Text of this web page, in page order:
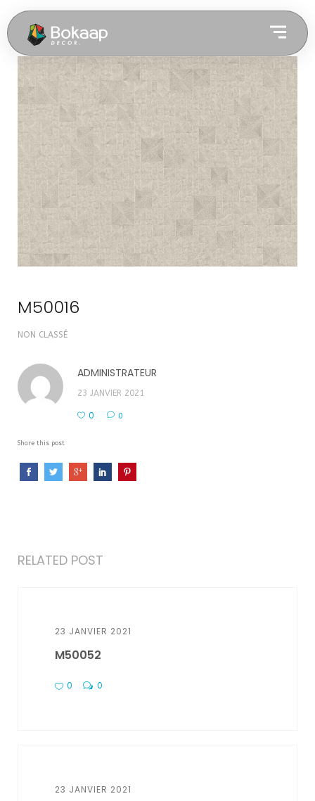
M50016
NON CLASSÉ
ADMINISTRATEUR
23 JANVIER 2021
0 0
Share this post
RELATED POST
23 JANVIER 2021
M50052
0 0
23 JANVIER 2021